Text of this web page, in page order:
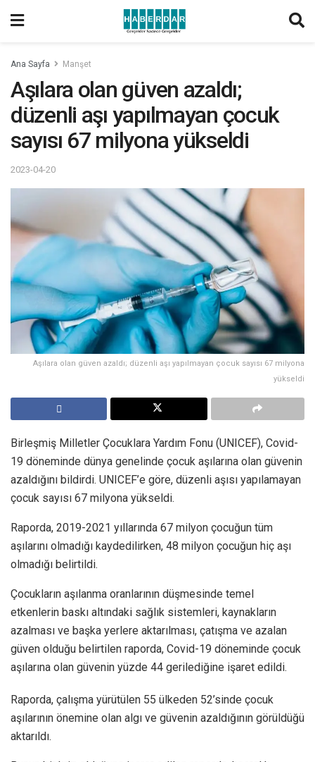
Ana Sayfa Manşet
Aşılara olan güven azaldı;
düzenli aşı yapılmayan çocuk
sayısı 67 milyona yükseldi
2023-04-20
Aşılara olan güven azaldı; düzenli aşı yapılmayan çocuk sayısı 67 milyona
yükseldi
Birleşmiş Milletler Çocuklara Yardım Fonu (UNICEF), Covid-
19 döneminde dünya genelinde çocuk aşılarına olan güvenin
azaldığını bildirdi. UNICEF’e göre, düzenli aşısı yapılamayan
çocuk sayısı 67 milyona yükseldi.
Raporda, 2019-2021 yıllarında 67 milyon çocuğun tüm
aşılarını olmadığı kaydedilirken, 48 milyon çocuğun hiç aşı
olmadığı belirtildi.
Çocukların aşılanma oranlarının düşmesinde temel
etkenlerin baskı altındaki sağlık sistemleri, kaynakların
azalması ve başka yerlere aktarılması, çatışma ve azalan
güven olduğu belirtilen raporda, Covid-19 döneminde çocuk
aşılarına olan güvenin yüzde 44 gerilediğine işaret edildi.
Raporda, çalışma yürütülen 55 ülkeden 52’sinde çocuk
aşılarının önemine olan algı ve güvenin azaldığının görüldüğü
aktarıldı.